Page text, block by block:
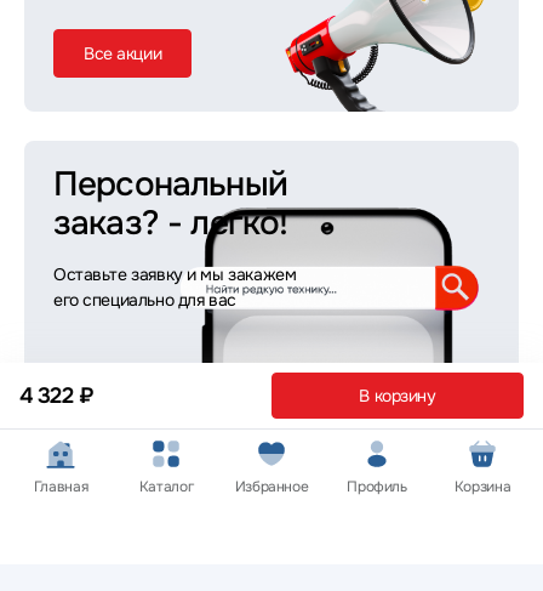
4 322 ₽ В корзину
Все акции
Персональный
заказ? - легко!
Оставьте заявку и мы закажем
его специально для вас
Оставить заявку
Главная Каталог Избранное Профиль Корзина